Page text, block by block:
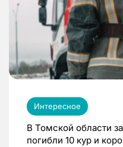
Интересное
В Томской области
погибли 10 кур и